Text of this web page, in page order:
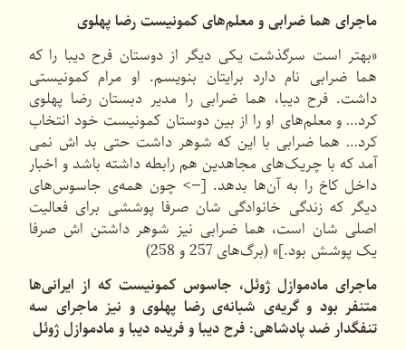
ماجرای هما ضرابی و معلم‌های کمونیست رضا پهلوی
«بهتر است سرگذشت یکی دیگر از دوستان فرح دیبا را که
هما ضرابی نام دارد برایتان بنویسم. او مرام کمونیستی
داشت. فرح دیبا، هما ضرابی را مدیر دبستان رضا پهلوی
کرد… و معلم‌های او را از بین دوستان کمونیست خود انتخاب
کرد… هما ضرابی با این که شوهر داشت حتی بد اش نمی
آمد که با چریک‌های مجاهدین هم رابطه داشته باشد و اخبار
داخل کاخ را به آن‌ها بدهد. [—> چون همه‌ی جاسوس‌های
دیگر که زندگی خانوادگی شان صرفا پوششی برای فعالیت
اصلی شان است، هما ضرابی نیز شوهر داشتن اش صرفا
یک پوشش بود.]» (برگ‌های 257 و 258)
ماجرای مادموازل ژوئل، جاسوس کمونیست که از ایرانی‌ها
متنفر بود و گریه‌ی شبانه‌ی رضا پهلوی و نیز ماجرای سه
تنفگدار ضد پادشاهی: فرح دیبا و فریده دیبا و مادموازل ژوئل